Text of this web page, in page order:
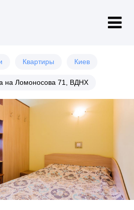
Квартиры Киев
на Ломоносова 71, ВДНХ